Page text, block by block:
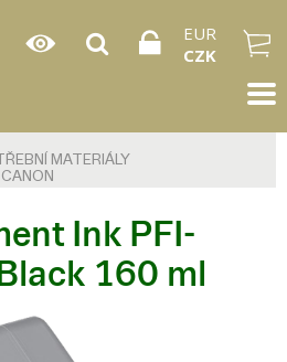
EUR
CZK
MATERIÁLY
CANON
Ink PFI-
160 ml